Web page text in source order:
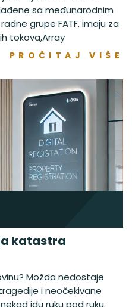
sa međunarodnim
grupe FATF, imaju za
tokova,Array
PROČITAJ VIŠE
katastra
Možda nedostaje
i neočekivane
idu ruku pod ruku.